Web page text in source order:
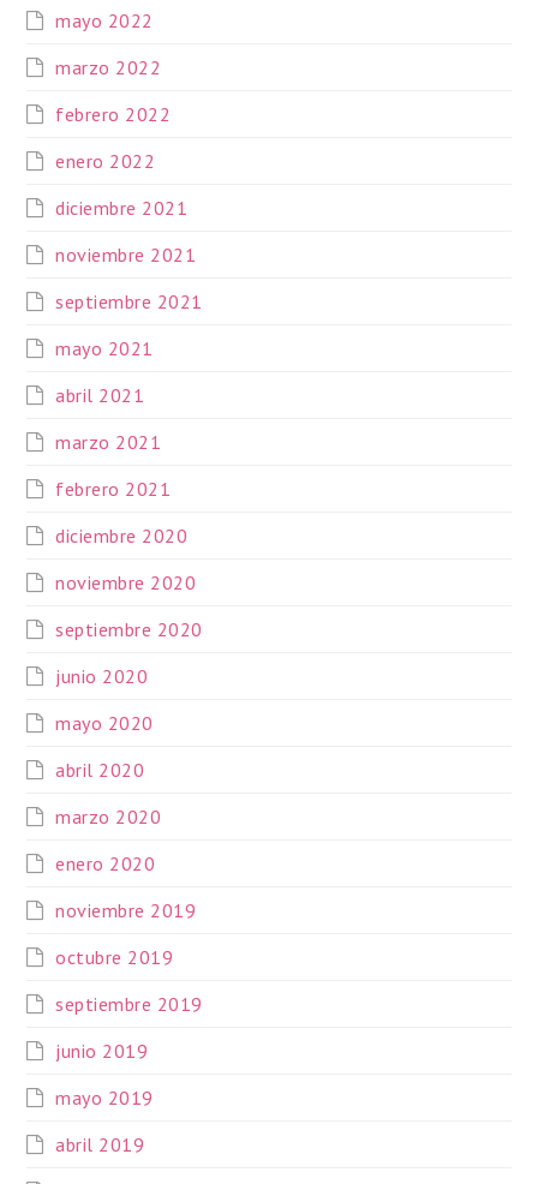
mayo 2022
marzo 2022
febrero 2022
enero 2022
diciembre 2021
noviembre 2021
septiembre 2021
mayo 2021
abril 2021
marzo 2021
febrero 2021
diciembre 2020
noviembre 2020
septiembre 2020
junio 2020
mayo 2020
abril 2020
marzo 2020
enero 2020
noviembre 2019
octubre 2019
septiembre 2019
junio 2019
mayo 2019
abril 2019